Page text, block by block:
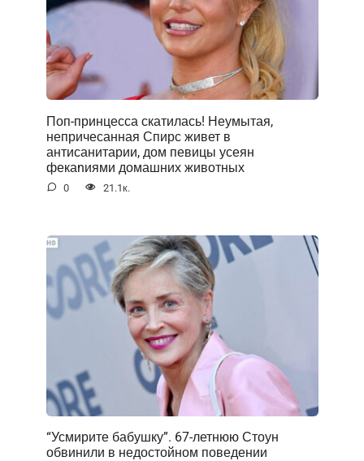
Поп-принцесса скатилась! Неумытая,
непричесанная Спирс живет в
антисанитарии, дом певицы усеян
фекаnиями домашних животных
0 21.1к.
“Усмирите бабушку”. 67-летнюю Стоун
обвинили в недостойном поведении